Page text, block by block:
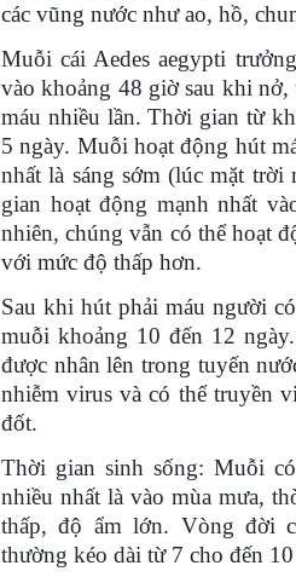
các vũng nước như ao, hồ,
Muỗi cái Aedes aegypti
vào khoảng 48 giờ sau khi
máu nhiều lần. Thời gian từ
5 ngày. Muỗi hoạt động hút
nhất là sáng sớm (lúc mặt
gian hoạt động mạnh nhất
nhiên, chúng vẫn có thể hoạt
với mức độ thấp hơn.
Sau khi hút phải máu người
muỗi khoảng 10 đến 12
được nhân lên trong tuyến
nhiễm virus và có thể truyền
đốt.
Thời gian sinh sống: Muỗi
nhiều nhất là vào mùa mưa,
thấp, độ ẩm lớn. Vòng đời
thường kéo dài từ 7 cho đến